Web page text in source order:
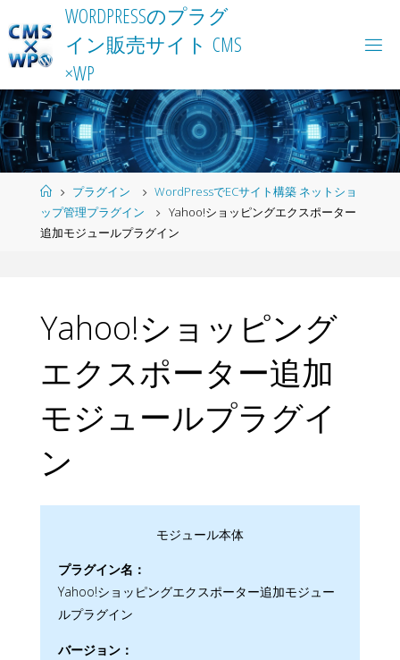
to
content
WORDPRESSのプラ グ
イ ン販売サイ ト CMS
×WP
Homeプラグイン
WordPressでECサイト構築 ネットショ
ップ管理プラグイン
Yahoo!ショッピングエクスポーター
追加モジュールプラグイン
Yahoo!ショッピング
エクスポーター追加
モジュールプラグイ
ン
モジュール本体
プラグイン名：
Yahoo!ショッピングエクスポーター追加モジュー
ルプラグイン
バージョン：